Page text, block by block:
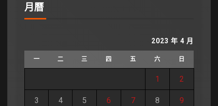
月曆
2023 年 4 月
一 二 三 四 五 六 日
1 2
3 4 5 6 7 8 9